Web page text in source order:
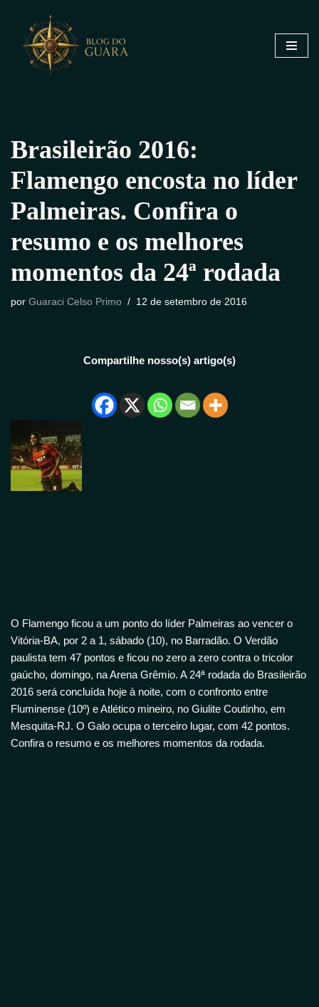
Pular
para
Brasileirão 2016:
Flamengo encosta no líder
Palmeiras. Confira o
resumo e os melhores
momentos da 24ª rodada
por Guaraci Celso Primo 12 de setembro de 2016
Compartilhe nosso(s) artigo(s)
O Flamengo ficou a um ponto do líder Palmeiras ao vencer o
Vitória-BA, por 2 a 1, sábado (10), no Barradão. O Verdão
paulista tem 47 pontos e ficou no zero a zero contra o tricolor
gaúcho, domingo, na Arena Grêmio. A 24ª rodada do Brasileirão
2016 será concluída hoje à noite, com o confronto entre
Fluminense (10º) e Atlético mineiro, no Giulite Coutinho, em
Mesquita-RJ. O Galo ocupa o terceiro lugar, com 42 pontos.
Confira o resumo e os melhores momentos da rodada.